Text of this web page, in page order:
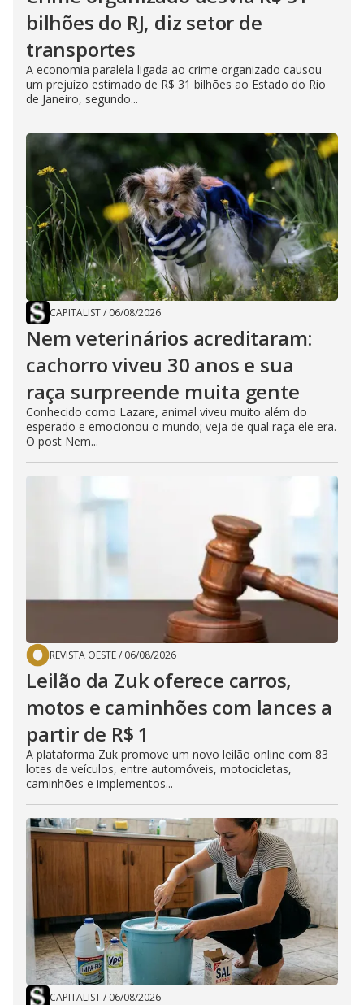
bilhões do RJ, diz setor de
transportes
A economia paralela ligada ao crime organizado causou
um prejuízo estimado de R$ 31 bilhões ao Estado do Rio
de Janeiro, segundo...
CAPITALIST/ 06/08/2026
Nem veterinários acreditaram:
cachorro viveu 30 anos e sua
raça surpreende muita gente
Conhecido como Lazare, animal viveu muito além do
esperado e emocionou o mundo; veja de qual raça ele era.
O post Nem...
REVISTA OESTE/ 06/08/2026
Leilão da Zuk oferece carros,
motos e caminhões com lances a
partir de R$ 1
A plataforma Zuk promove um novo leilão online com 83
lotes de veículos, entre automóveis, motocicletas,
caminhões e implementos...
CAPITALIST/ 06/08/2026